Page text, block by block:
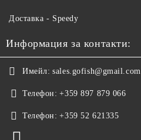
Доставка - Speedy
Информация за контакти:
Имейл: sales.gofish@gmail.com
Телефон: +359 897 879 066
Телефон: +359 52 621335